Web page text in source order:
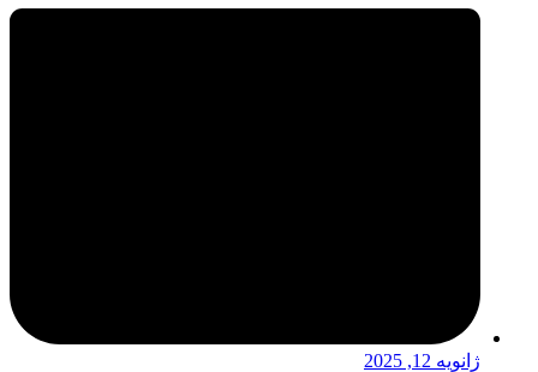
ژانویه 12, 2025